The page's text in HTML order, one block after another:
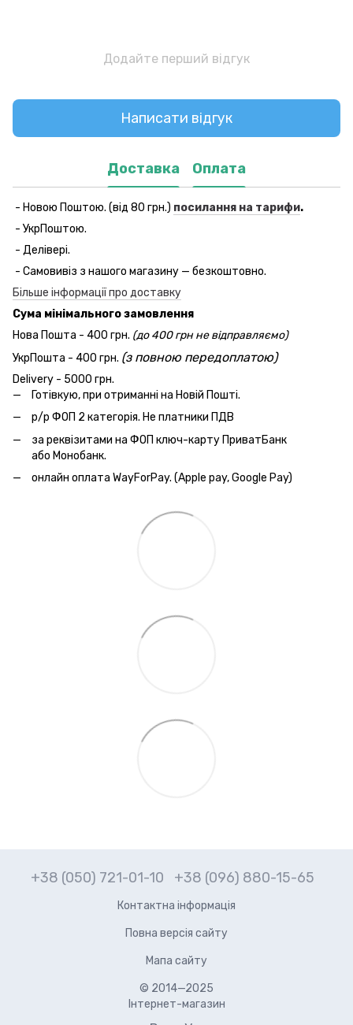
Додайте перший відгук
Написати відгук
Доставка Оплата
- Новою Поштою. (від 80 грн.) посилання на тарифи.
- УкрПоштою.
- Делівері.
- Самовивіз з нашого магазину — безкоштовно.
Більше інформації про доставку
Сума мінімального замовлення
Нова Пошта - 400 грн. (до 400 грн не відправляємо)
УкрПошта - 400 грн. (з повною передоплатою)
Delivery - 5000 грн.
Готівкую, при отриманні на Новій Пошті.
р/р ФОП 2 категорія. Не платники ПДВ
за реквізитами на ФОП ключ-карту ПриватБанк
або Монобанк.
онлайн оплата WayForPay. (Apple pay, Google Pay)
+38 (050) 721-01-10 +38 (096) 880-15-65
Контактна інформація
Повна версія сайту
Мапа сайту
© 2014—2025
Інтернет-магазин